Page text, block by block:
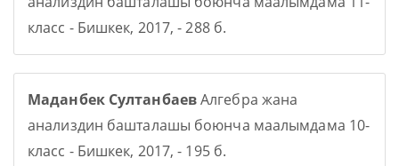
класс - Бишкек, 2017, - 288 б.
Маданбек СултанбаевАлгебра жана
анализдин башталашы боюнча маалымдама 10-
класс - Бишкек, 2017, - 195 б.